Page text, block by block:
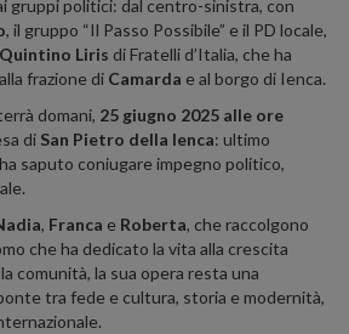
gruppi politici: dal centro-sinistra, con
, il gruppo “Il Passo Possibile” e il PD locale,
Liris di Fratelli d’Italia, che ha
frazione di Camarda e al borgo di Ienca.
domani, 25 giugno 2025 alle ore
di San Pietro della Ienca: ultimo
saputo coniugare impegno politico,
.
, Franca e Roberta, che raccolgono
che ha dedicato la vita alla crescita
comunità, la sua opera resta una
tra fede e cultura, storia e modernità,